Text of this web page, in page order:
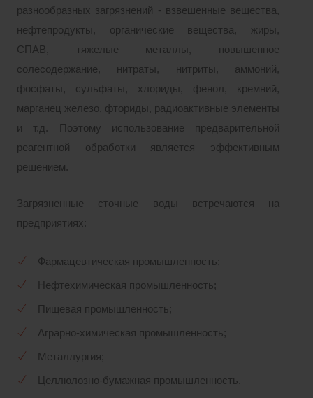
разнообразных загрязнений - взвешенные вещества,
нефтепродукты, органические вещества, жиры,
СПАВ, тяжелые металлы, повышенное
солесодержание, нитраты, нитриты, аммоний,
фосфаты, сульфаты, хлориды, фенол, кремний,
марганец железо, фториды, радиоактивные элементы
и т.д. Поэтому использование предварительной
реагентной обработки является эффективным
решением.
Загрязненные сточные воды встречаются на
предприятиях:
Фармацевтическая промышленность;
Нефтехимическая промышленность;
Пищевая промышленность;
Аграрно-химическая промышленность;
Металлургия;
Целлюлозно-бумажная промышленность.